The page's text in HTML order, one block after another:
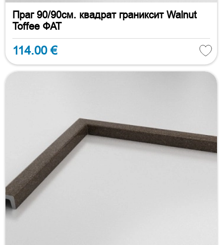
Праг 90/90см. квадрат граниксит Walnut
Toffee ФАТ
114.00 €